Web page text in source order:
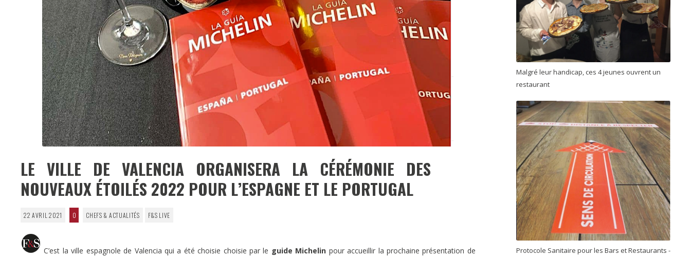
LE VILLE DE VALENCIA ORGANISERA LA CÉRÉMONIE DES
NOUVEAUX ÉTOILÉS 2022 POUR L’ESPAGNE ET LE PORTUGAL
22 AVRIL 2021 0 CHEFS & ACTUALITÉS F&S LIVE
C’est la ville espagnole de Valencia qui a été choisie choisie par le guide Michelin pour accueillir la prochaine présentation de
Malgré leur handicap, ces 4 jeunes ouvrent un
restaurant
Protocole Sanitaire pour les Bars et Restaurants -